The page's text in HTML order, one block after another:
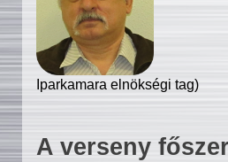
Iparkamara elnökségi tag)
A verseny